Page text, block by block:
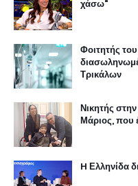
χάσω"
Φοιτητής
Τρικάλων
Νικητής
Μάριος, που
H Ελληνίδα